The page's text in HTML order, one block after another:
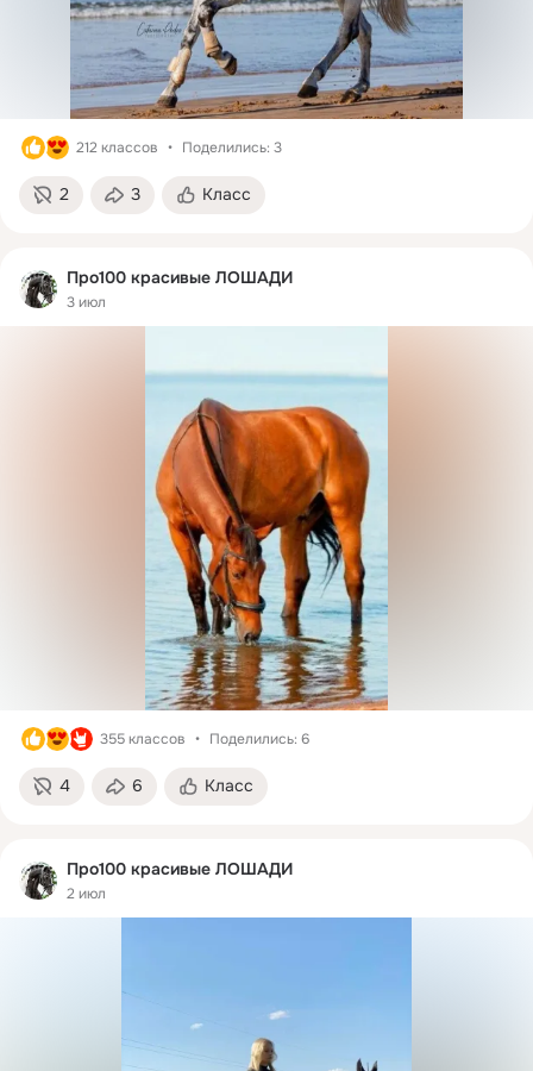
212 классов Поделились: 3
2 3 Класс
Про100 красивые ЛОШАДИ
3 июл
355 классов Поделились: 6
4 6 Класс
Про100 красивые ЛОШАДИ
2 июл